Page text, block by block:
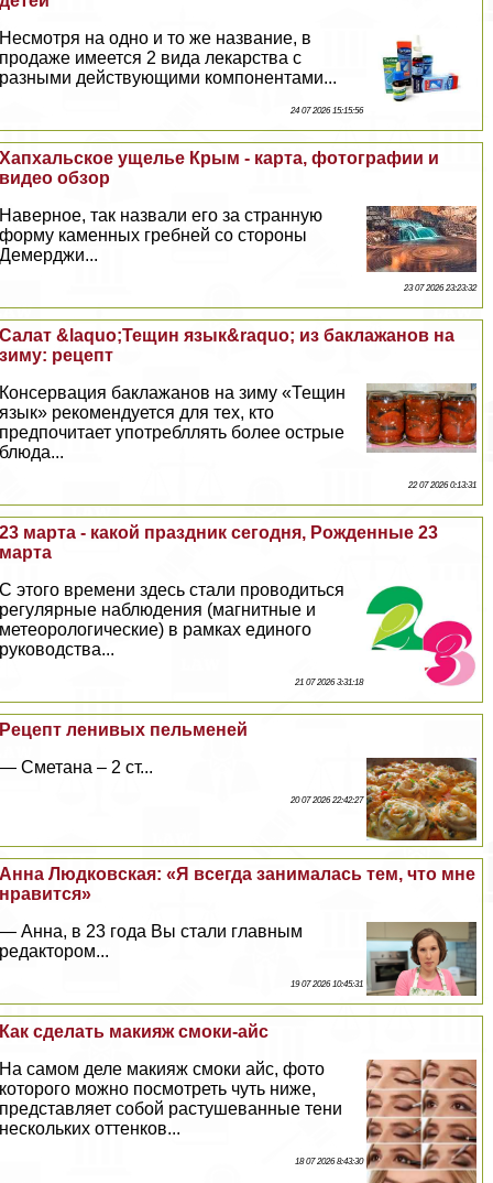
Несмотря на одно и то же название, в
продаже имеется 2 вида лекарства с
разными действующими компонентами...
24 07 2026 15:15:56
Хапхальское ущелье Крым - карта, фотографии и
видео обзор
Наверное, так назвали его за странную
форму каменных гребней со стороны
Демерджи...
23 07 2026 23:23:32
Салат &laquo;Тещин язык&raquo; из баклажанов на
зиму: рецепт
Консервация баклажанов на зиму «Тещин
язык» рекомендуется для тех, кто
предпочитает употрeбллять более острые
блюда...
22 07 2026 0:13:31
23 марта - какой праздник сегодня, Рожденные 23
марта
С этого времени здесь стали проводиться
регулярные наблюдения (магнитные и
метеорологические) в рамках единого
руководства...
21 07 2026 3:31:18
Рецепт ленивых пельменей
— Сметана – 2 ст...
20 07 2026 22:42:27
Анна Людковская: «Я всегда занималась тем, что мне
нравится»
— Анна, в 23 года Вы стали главным
редактором...
19 07 2026 10:45:31
Как сделать макияж смоки-айс
На самом деле макияж смоки айс, фото
которого можно посмотреть чуть ниже,
представляет собой растушеванные тени
нескольких оттенков...
18 07 2026 8:43:30